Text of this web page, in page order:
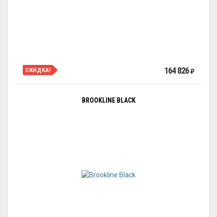
СКИДКА! 164 826₽
BROOKLINE BLACK